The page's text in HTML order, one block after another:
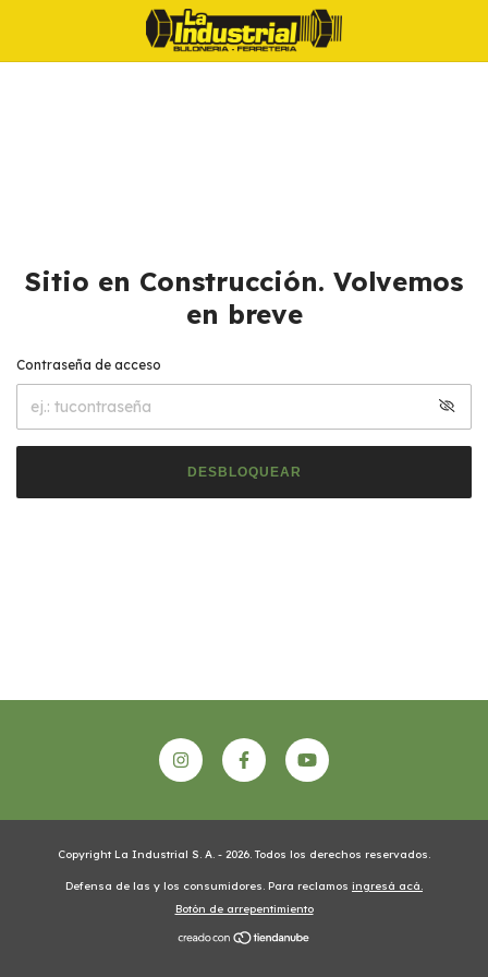
Sitio en Construcción. Volvemos
en breve
Contraseña de acceso
DESBLOQUEAR
Copyright La Industrial S. A. - 2026. Todos los derechos reservados.
Defensa de las y los consumidores. Para reclamos ingresá acá.
Botón de arrepentimiento